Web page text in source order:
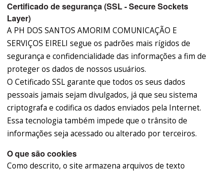
Certificado de segurança (SSL - Secure Sockets
Layer)
A PH DOS SANTOS AMORIM COMUNICAÇÃO E
SERVIÇOS EIRELI segue os padrões mais rígidos de
segurança e confidencialidade das informações a fim de
proteger os dados de nossos usuários.
O Cetificado SSL garante que todos os seus dados
pessoais jamais sejam divulgados, já que seu sistema
criptografa e codifica os dados enviados pela Internet.
Essa tecnologia também impede que o trânsito de
informações seja acessado ou alterado por terceiros.
O que são cookies
Como descrito, o site armazena arquivos de texto